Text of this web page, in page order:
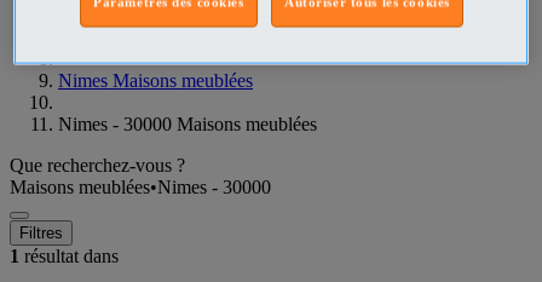
Nimes Maisons meublées
Nimes - 30000 Maisons meublées
Que recherchez-vous ?
Maisons meublées•Nimes - 30000
Filtres
1 résultat dans